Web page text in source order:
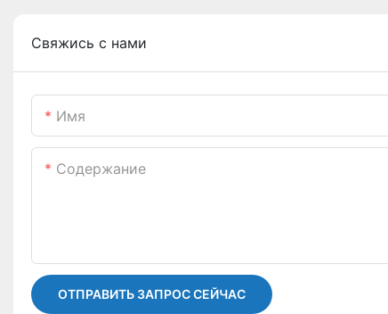
Свяжись с нами
Имя
Содержание
ОТПРАВИТЬ ЗАПРОС СЕЙЧАС